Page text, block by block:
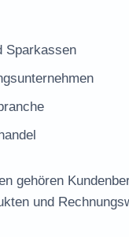
Sparkassen
gehören
und